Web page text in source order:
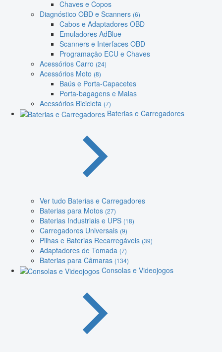
Chaves e Copos
Diagnóstico OBD e Scanners (6)
Cabos e Adaptadores OBD
Emuladores AdBlue
Scanners e Interfaces OBD
Programação ECU e Chaves
Acessórios Carro (24)
Acessórios Moto (8)
Baús e Porta-Capacetes
Porta-bagagens e Malas
Acessórios Bicicleta (7)
Baterias e Carregadores
Ver tudo Baterias e Carregadores
Baterias para Motos (27)
Baterias Industriais e UPS (18)
Carregadores Universais (9)
Pilhas e Baterias Recarregáveis (39)
Adaptadores de Tomada (7)
Baterias para Câmaras (134)
Consolas e Videojogos